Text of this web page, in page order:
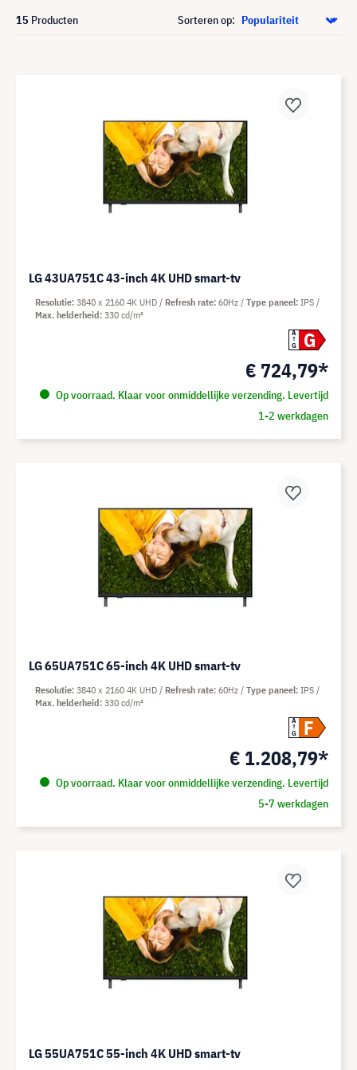
15 Producten Sorteren op:
LG 43UA751C 43-inch 4K UHD smart-tv
A
G
G
€ 724,79*
Op voorraad. Klaar voor onmiddellijke verzending. Levertijd
1-2 werkdagen
Resolutie 3840 x 2160 4K UHD Refresh rate 60Hz Type paneel IPS
Max. helderheid 330 cd/m²
LG 65UA751C 65-inch 4K UHD smart-tv
A
G
F
€ 1.208,79*
Op voorraad. Klaar voor onmiddellijke verzending. Levertijd
5-7 werkdagen
Resolutie 3840 x 2160 4K UHD Refresh rate 60Hz Type paneel IPS
Max. helderheid 330 cd/m²
LG 55UA751C 55-inch 4K UHD smart-tv